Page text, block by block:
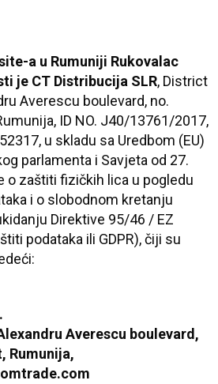
a u Rumuniji Rukovalac
je CT Distribucija SLR, District
Averescu boulevard, no.
ID NO. J40/13761/2017,
u skladu sa Uredbom (EU)
parlamenta i Savjeta od 27.
o zaštiti fizičkih lica u pogledu
i o slobodnom kretanju
Direktive 95/46 / EZ
podataka ili GDPR),čiji su
Averescu boulevard,
Rumunija,